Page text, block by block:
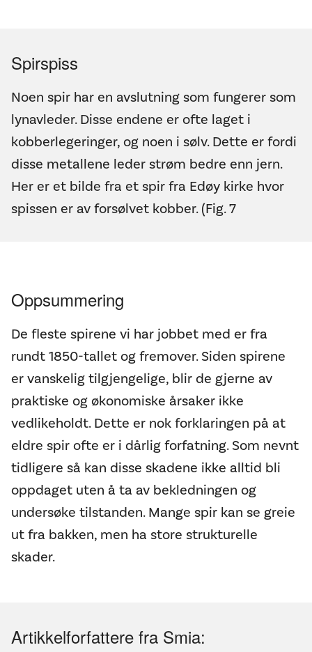
Spirspiss
Noen spir har en avslutning som fungerer som
lynavleder. Disse endene er ofte laget i
kobberlegeringer, og noen i sølv. Dette er fordi
disse metallene leder strøm bedre enn jern.
Her er et bilde fra et spir fra Edøy kirke hvor
spissen er av forsølvet kobber. (Fig. 7
Oppsummering
De fleste spirene vi har jobbet med er fra
rundt 1850-tallet og fremover. Siden spirene
er vanskelig tilgjengelige, blir de gjerne av
praktiske og økonomiske årsaker ikke
vedlikeholdt. Dette er nok forklaringen på at
eldre spir ofte er i dårlig forfatning. Som nevnt
tidligere så kan disse skadene ikke alltid bli
oppdaget uten å ta av bekledningen og
undersøke tilstanden. Mange spir kan se greie
ut fra bakken, men ha store strukturelle
skader.
Artikkelforfattere fra Smia: